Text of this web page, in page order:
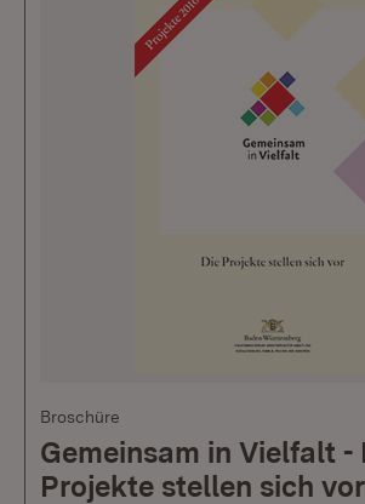
Broschüre
Gemeinsam in Vielfalt -
Projekte stellen sich vor